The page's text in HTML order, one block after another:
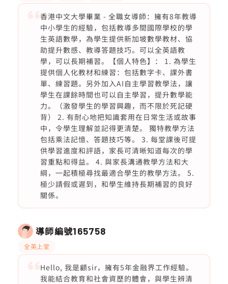
香港中文大學畢業 - 全職女導師：擁有8年教導
中小學生的經驗，包括教導多間國際學校的學
生英語數學，為學生提供新加坡數學教材、協
助提升數感、教導答題技巧。可以全英語教
學，可以長期補習。【個人特色】： 1. 為學生
提供個人化教材和練習：包括數字卡、課外書
單、練習題。另外加入AI自主學習教學法，讓
學生在課餘時間也可以自主學習，提升數學能
力。（激發學生的學習興趣，而不限於死記硬
背） 2. 有耐心地把知識套用在日常生活或故事
中，令學生理解並記得更清楚。 獨特教學方法
包括乘法記憶、答題技巧等。 3. 每堂課後可提
供學習進度和評語，家長可清晰知道每次的學
習重點和得益。 4. 與家長溝通教學方法和大
綱，一起積極尋找最適合學生的教學方法。 5.
極少請假或遲到，和學生維持長期補習的良好
關係。
導師編號165758
全英上堂
Hello, 我是顧sir，擁有5年金融界工作經驗。
我能結合教育和社會資歷的體會，與學生辨清